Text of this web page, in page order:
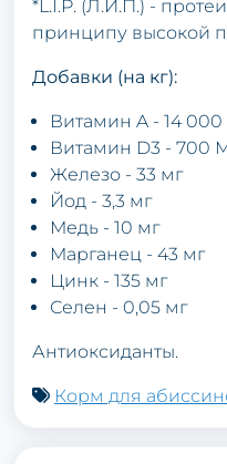
*L.I.P. (Л.И.П.) -
принципу высокой
Добавки (на кг):
Витамин A - 14 000
Витамин D3 - 700
Железо - 33 мг
Йод - 3,3 мг
Медь - 10 мг
Марганец - 43 мг
Цинк - 135 мг
Селен - 0,05 мг
Антиоксиданты.
Корм для